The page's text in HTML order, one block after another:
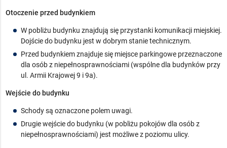
Otoczenie przed budynkiem
W pobliżu budynku znajdują się przystanki komunikacji miejskiej.
Dojście do budynku jest w dobrym stanie technicznym.
Przed budynkiem znajduje się miejsce parkingowe przeznaczone
dla osób z niepełnosprawnościami (wspólne dla budynków przy
ul. Armii Krajowej 9 i 9a).
Wejście do budynku
Schody są oznaczone polem uwagi.
Drugie wejście do budynku (w pobliżu pokojów dla osób z
niepełnosprawnościami) jest możliwe z poziomu ulicy.